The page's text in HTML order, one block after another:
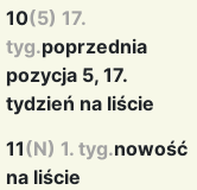
10(5) 17.
tyg.poprzednia
pozycja 5, 17.
tydzień na liście
11(N) 1. tyg.nowość
na liście